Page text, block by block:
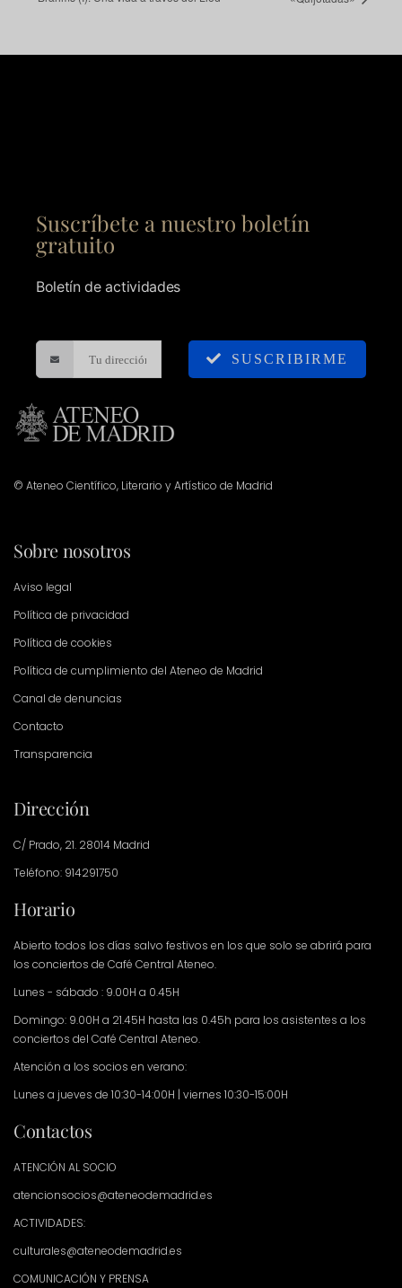
Suscríbete a nuestro boletín
gratuito
Boletín de actividades
SUSCRIBIRME
© Ateneo Científico, Literario y Artístico de Madrid
Sobre nosotros
Aviso legal
Política de privacidad
Política de cookies
Política de cumplimiento del Ateneo de Madrid
Canal de denuncias
Contacto
Transparencia
Dirección
C/ Prado, 21. 28014 Madrid
Teléfono: 914291750
Horario
Abierto todos los días salvo festivos en los que solo se abrirá para
los conciertos de Café Central Ateneo.
Lunes - sábado : 9.00H a 0.45H
Domingo: 9.00H a 21.45H hasta las 0.45h para los asistentes a los
conciertos del Café Central Ateneo.
Atención a los socios en verano:
Lunes a jueves de 10:30-14:00H | viernes 10:30-15:00H
Contactos
ATENCIÓN AL SOCIO
atencionsocios@ateneodemadrid.es
ACTIVIDADES:
culturales@ateneodemadrid.es
COMUNICACIÓN Y PRENSA